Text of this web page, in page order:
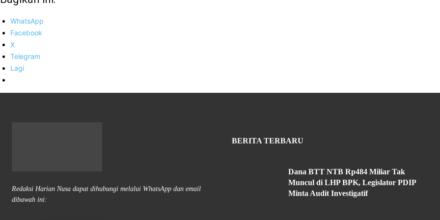
WhatsApp
Facebook
X
Telegram
Lagi
Redaksi Harian Nusa dapat dihubungi melalui WhatsApp dan email
dibawah ini:
BERITA TERBARU
Dana BTT NTB Rp484 Miliar Tak
Muncul di LHP BPK, Legislator PDIP
Minta Audit Investigatif